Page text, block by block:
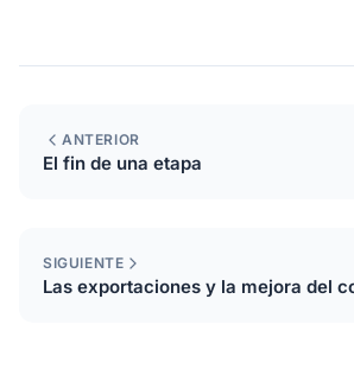
ANTERIOR
El fin de una etapa
SIGUIENTE
Las exportaciones y la mejora del